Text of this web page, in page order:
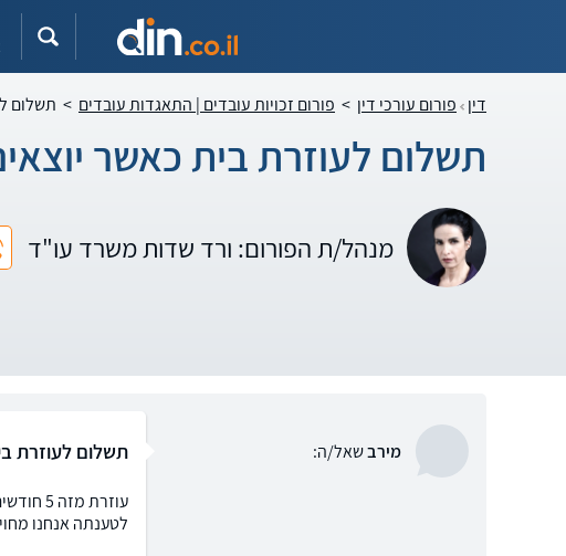
דין פורום עורכי דין > פורום זכויות עובדים | התאגדות עובדים > תשלום
תשלום לעוזרת בית כאשר
מנהל/ת הפורום: ורד שדות משרד עו"ד
מירבשאל/ה: תשלום לעוזרת
לטענתה אנחנו